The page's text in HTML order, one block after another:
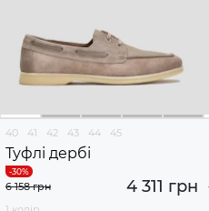
40 41 42 43 44 45
Туфлі дербі
4 311 грн
6 158 грн